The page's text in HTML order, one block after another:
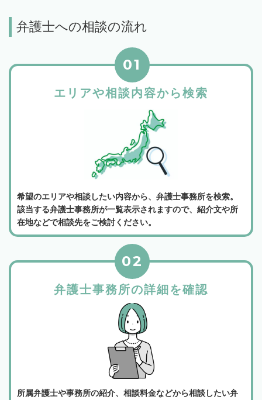
弁護士への相談の流れ
エリアや相談内容から検索
01
希望のエリアや相談したい内容から、弁護士事務所を検索。
該当する弁護士事務所が一覧表示されますので、紹介文や所
在地などで相談先をご検討ください。
弁護士事務所の詳細を確認
02
所属弁護士や事務所の紹介、相談料金などから相談したい弁